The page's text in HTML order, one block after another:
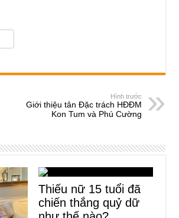
Hình trước
Giới thiệu tân Đặc trách HĐĐM
Kon Tum và Phú Cường
Thiếu nữ 15 tuổi đã
chiến thắng quỷ dữ